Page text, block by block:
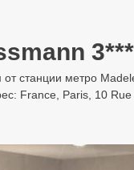
3***
станции метро
France, Paris, 10